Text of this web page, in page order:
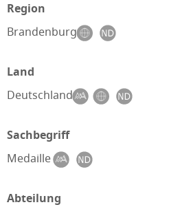
Region
Brandenburg
Land
Deutschland
Sachbegriff
Medaille
Abteilung